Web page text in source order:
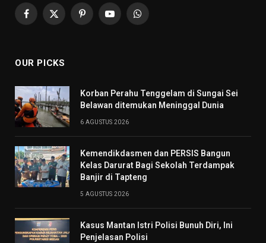
Facebook
X
PinterestYouTubeWhatsApp
OUR PICKS
Korban Perahu Tenggelam di Sungai Sei
Belawan ditemukan Meninggal Dunia
6 AGUSTUS 2026
Kemendikdasmen dan PERSIS Bangun
Kelas Darurat Bagi Sekolah Terdampak
Banjir di Tapteng
5 AGUSTUS 2026
Kasus Mantan Istri Polisi Bunuh Diri, Ini
Penjelasan Polisi